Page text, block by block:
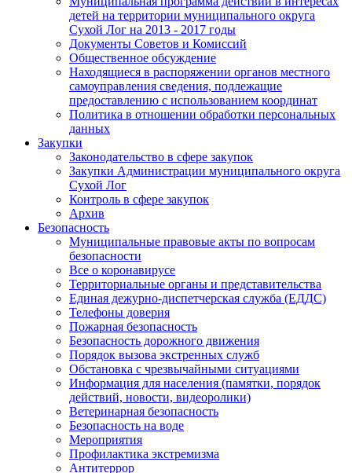
детей на территории муниципального округа
Сухой Лог на 2013 - 2017 годы
Документы Советов и Комиссий
Общественное обсуждение
Находящиеся в распоряжении органов местного
самоуправления сведения, подлежащие
предоставлению с использованием координат
Политика в отношении обработки персональных
данных
Закупки
Законодательство в сфере закупок
Закупки Администрации муниципального округа
Сухой Лог
Контроль в сфере закупок
Архив
Безопасность
Муниципальные правовые акты по вопросам
безопасности
Все о коронавирусе
Территориальные органы и представительства
Единая дежурно-диспетчерская служба (ЕДДС)
Телефоны доверия
Пожарная безопасность
Безопасность дорожного движения
Порядок вызова экстренных служб
Обстановка с чрезвычайными ситуациями
Информация для населения (памятки, порядок
действий, новости, видеоролики)
Ветеринарная безопасность
Безопасность на воде
Мероприятия
Профилактика экстремизма
Антитеррор